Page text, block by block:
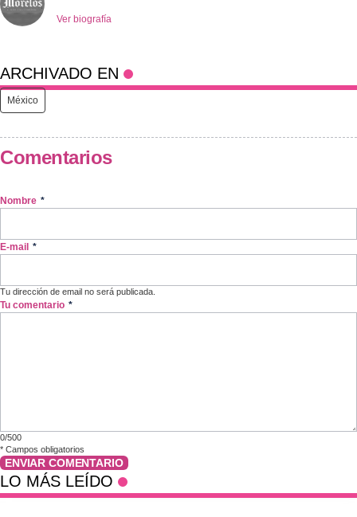
Ver biografía
ARCHIVADO EN
México
Comentarios
Nombre *
E-mail *
Tu dirección de email no será publicada.
Tu comentario *
0/500
* Campos obligatorios
ENVIAR COMENTARIO
LO MÁS LEÍDO